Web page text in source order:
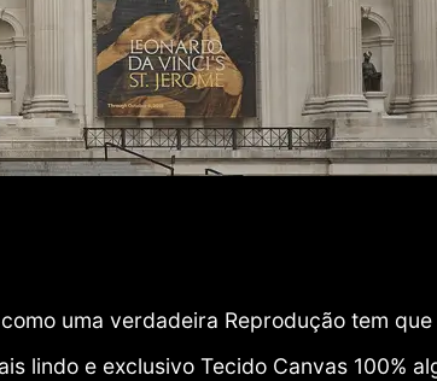
uma verdadeira Reprodução tem que
lindo e exclusivo Tecido Canvas 100%